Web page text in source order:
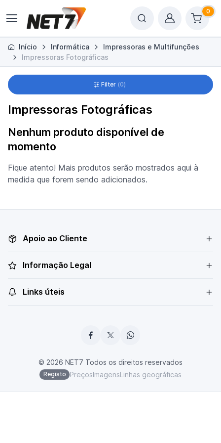
0
Início Informática
Impressoras e Multifunções
Impressoras Fotográficas
Filter 0
Impressoras Fotográficas
Nenhum produto disponível de
momento
Fique atento! Mais produtos serão mostrados aqui à
medida que forem sendo adicionados.
Apoio ao Cliente
Informação Legal
Links úteis
© 2026 NET7 Todos os direitos reservados
Registo PreçosImagensLinhas geográficas